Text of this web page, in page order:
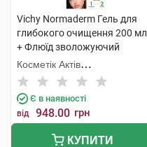
Vichy Normaderm Гель для
глибокого очищення 200 мл
+ Флюїд зволожуючий
подвійної дії 1 набір
Косметік Актів
Інтернаціональ
Є в наявності
від 948.00 грн
КУПИТИ